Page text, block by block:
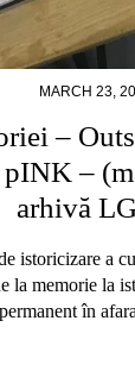
MARCH 23,
–
–
arhivă
istoricizare a
la memorie la
în